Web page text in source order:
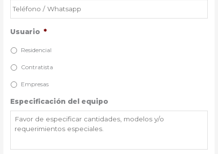
Usuario *
Residencial
Contratista
Empresas
Especificación del equipo